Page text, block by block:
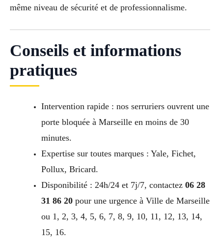
même niveau de sécurité et de professionnalisme.
Conseils et informations
pratiques
Intervention rapide : nos serruriers ouvrent une
porte bloquée à Marseille en moins de 30
minutes.
Expertise sur toutes marques : Yale, Fichet,
Pollux, Bricard.
Disponibilité : 24h/24 et 7j/7, contactez 06 28
31 86 20pour une urgence à Ville de Marseille
ou 1, 2, 3, 4, 5, 6, 7, 8, 9, 10, 11, 12, 13, 14,
15, 16.